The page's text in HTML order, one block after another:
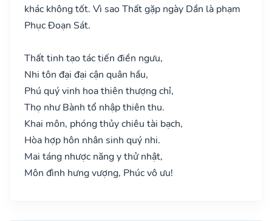
khác không tốt. Vì sao Thất gặp ngày Dần là phạm
Phục Đoạn Sát.
Thất tinh tạo tác tiến điền ngưu,
Nhi tôn đại đại cận quân hầu,
Phú quý vinh hoa thiên thượng chỉ,
Thọ như Bành tổ nhập thiên thu.
Khai môn, phóng thủy chiêu tài bạch,
Hòa hợp hôn nhân sinh quý nhi.
Mai táng nhược năng y thử nhật,
Môn đình hưng vượng, Phúc vô ưu!